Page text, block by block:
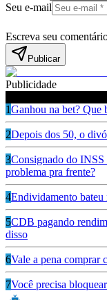
Seu e-mail
Escreva seu
Publicar
Publicidade
1Ganhou na bet? Que
2Depois dos 50, o
3Consignado do INSS
problema pra frente?
4Endividamento bateu
5CDB pagando
disso
6Vale a pena comprar
7Você precisa